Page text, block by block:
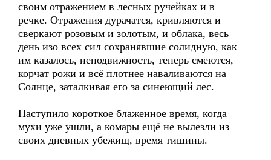
своим отражением в лесных ручейках и в
речке. Отражения дурачатся, кривляются и
сверкают розовым и золотым, и облака, весь
день изо всех сил сохранявшие солидную, как
им казалось, неподвижность, теперь смеются,
корчат рожи и всё плотнее наваливаются на
Солнце, заталкивая его за синеющий лес.
Наступило короткое блаженное время, когда
мухи уже ушли, а комары ещё не вылезли из
своих дневных убежищ, время тишины.